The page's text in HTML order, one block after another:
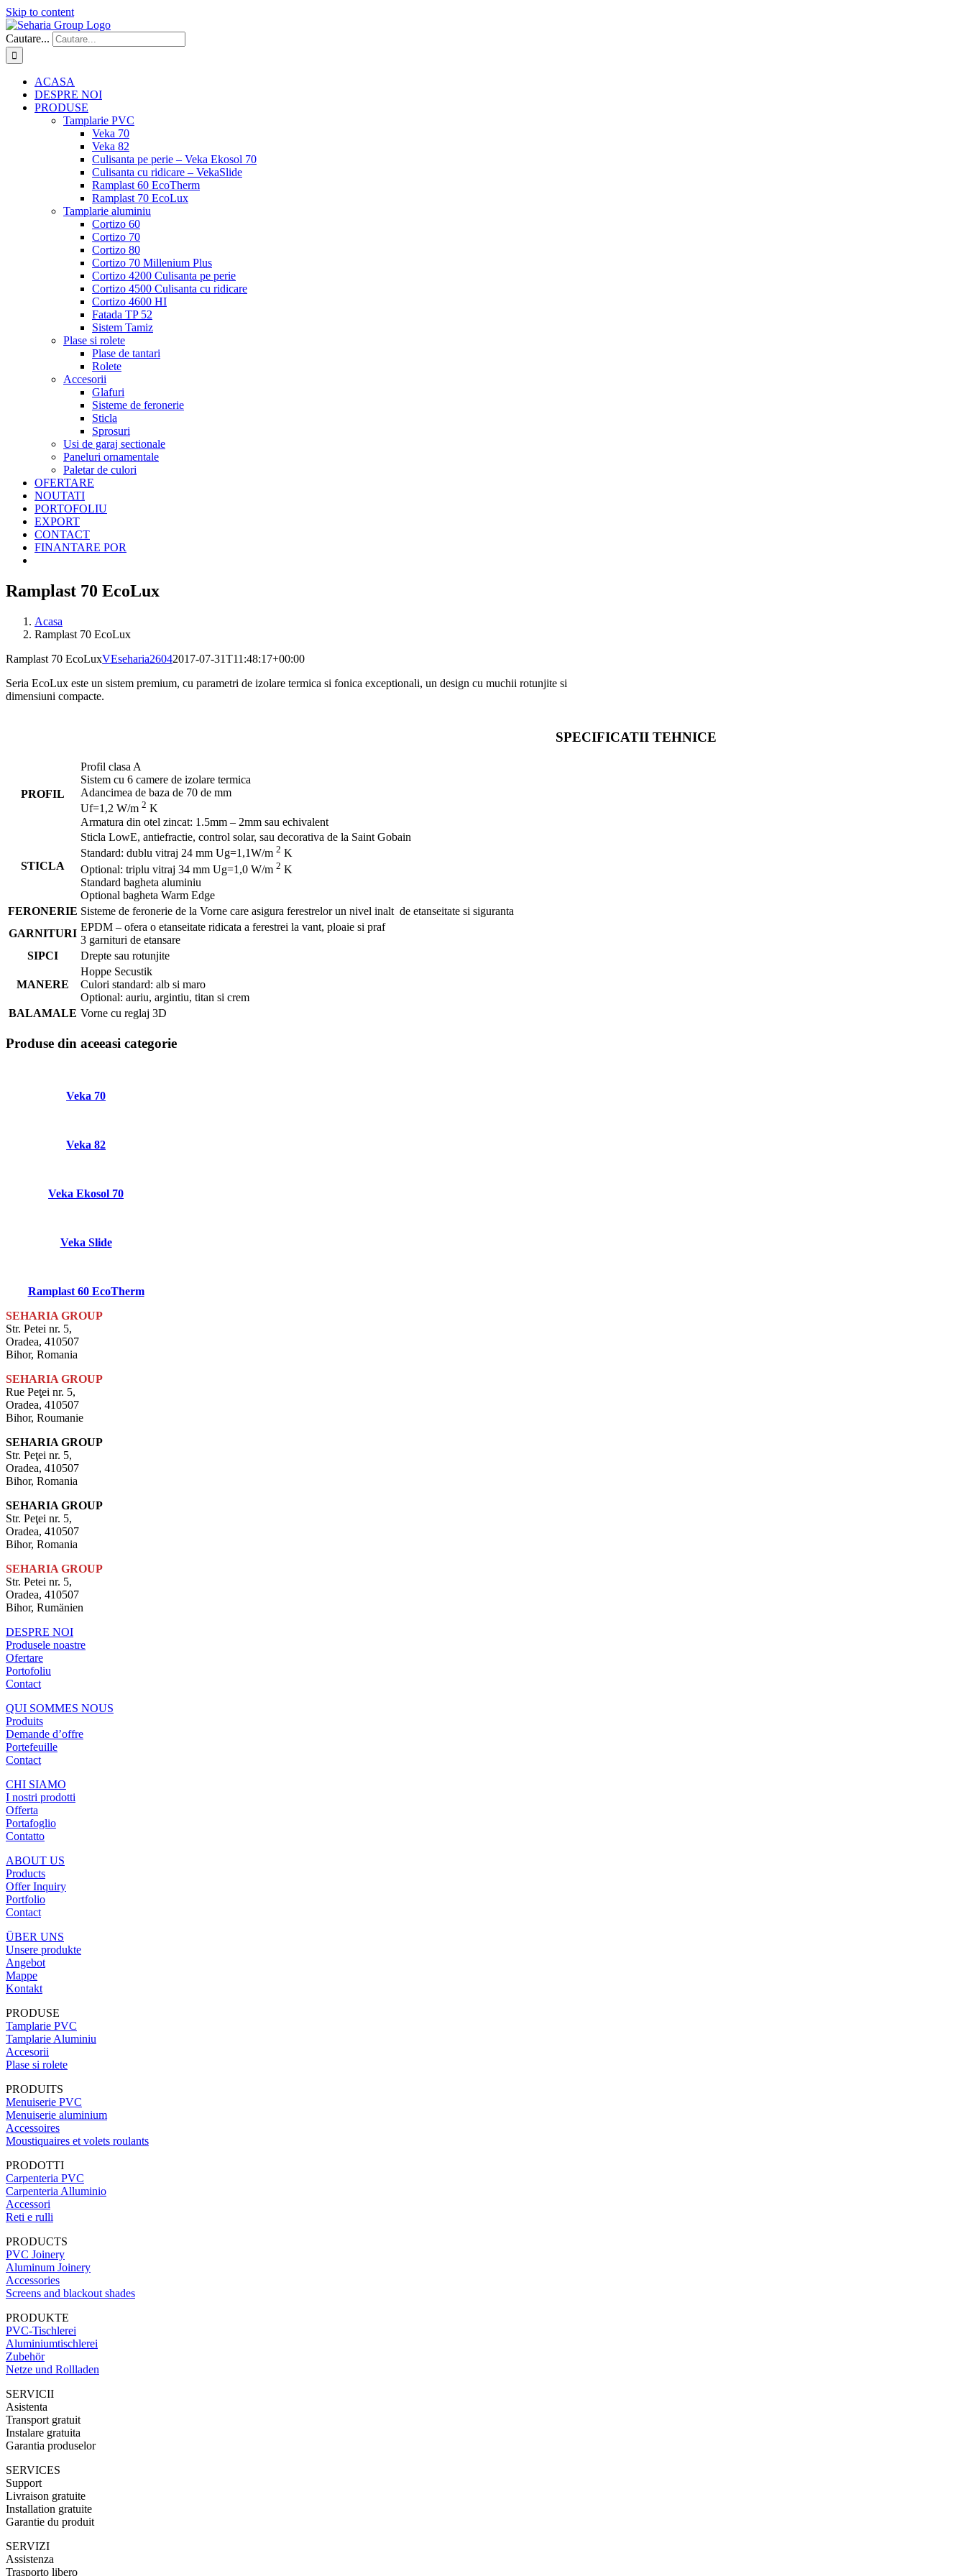
Skip to content
Cautare...
ACASA
DESPRE NOI
PRODUSE
Tamplarie PVC
Veka 70
Veka 82
Culisanta pe perie – Veka Ekosol 70
Culisanta cu ridicare – VekaSlide
Ramplast 60 EcoTherm
Ramplast 70 EcoLux
Tamplarie aluminiu
Cortizo 60
Cortizo 70
Cortizo 80
Cortizo 70 Millenium Plus
Cortizo 4200 Culisanta pe perie
Cortizo 4500 Culisanta cu ridicare
Cortizo 4600 HI
Fatada TP 52
Sistem Tamiz
Plase si rolete
Plase de tantari
Rolete
Accesorii
Glafuri
Sisteme de feronerie
Sticla
Sprosuri
Usi de garaj sectionale
Paneluri ornamentale
Paletar de culori
OFERTARE
NOUTATI
PORTOFOLIU
EXPORT
CONTACT
FINANTARE POR
Ramplast 70 EcoLux
Acasa
Ramplast 70 EcoLux
Ramplast 70 EcoLuxVEseharia26042017-07-31T11:48:17+00:00
Seria EcoLux este un sistem premium, cu parametri de izolare termica si fonica exceptionali, un design cu muchii rotunjite si
dimensiuni compacte.
SPECIFICATII TEHNICE
PROFIL
Profil clasa A
Sistem cu 6 camere de izolare termica
Adancimea de baza de 70 de mm
Uf=1,2 W/m 2 K
Armatura din otel zincat: 1.5mm – 2mm sau echivalent
STICLA
Sticla LowE, antiefractie, control solar, sau decorativa de la Saint Gobain
Standard: dublu vitraj 24 mm Ug=1,1W/m 2 K
Optional: triplu vitraj 34 mm Ug=1,0 W/m 2 K
Standard bagheta aluminiu
Optional bagheta Warm Edge
FERONERIE Sisteme de feronerie de la Vorne care asigura ferestrelor un nivel inalt de etanseitate si siguranta
GARNITURI
EPDM – ofera o etanseitate ridicata a ferestrei la vant, ploaie si praf
3 garnituri de etansare
SIPCI
Drepte sau rotunjite
MANERE
Hoppe Secustik
Culori standard: alb si maro
Optional: auriu, argintiu, titan si crem
BALAMALE Vorne cu reglaj 3D
Produse din aceeasi categorie
Veka 70
Veka 82
Veka Ekosol 70
Veka Slide
Ramplast 60 EcoTherm
SEHARIA GROUP
Str. Petei nr. 5,
Oradea, 410507
Bihor, Romania
SEHARIA GROUP
Rue Peţei nr. 5,
Oradea, 410507
Bihor, Roumanie
SEHARIA GROUP
Str. Peţei nr. 5,
Oradea, 410507
Bihor, Romania
SEHARIA GROUP
Str. Peţei nr. 5,
Oradea, 410507
Bihor, Romania
SEHARIA GROUP
Str. Petei nr. 5,
Oradea, 410507
Bihor, Rumänien
DESPRE NOI
Produsele noastre
Ofertare
Portofoliu
Contact
QUI SOMMES NOUS
Produits
Demande d’offre
Portefeuille
Contact
CHI SIAMO
I nostri prodotti
Offerta
Portafoglio
Contatto
ABOUT US
Products
Offer Inquiry
Portfolio
Contact
ÜBER UNS
Unsere produkte
Angebot
Mappe
Kontakt
PRODUSE
Tamplarie PVC
Tamplarie Aluminiu
Accesorii
Plase si rolete
PRODUITS
Menuiserie PVC
Menuiserie aluminium
Accessoires
Moustiquaires et volets roulants
PRODOTTI
Carpenteria PVC
Carpenteria Alluminio
Accessori
Reti e rulli
PRODUCTS
PVC Joinery
Aluminum Joinery
Accessories
Screens and blackout shades
PRODUKTE
PVC-Tischlerei
Aluminiumtischlerei
Zubehör
Netze und Rollladen
SERVICII
Asistenta
Transport gratuit
Instalare gratuita
Garantia produselor
SERVICES
Support
Livraison gratuite
Installation gratuite
Garantie du produit
SERVIZI
Assistenza
Trasporto libero